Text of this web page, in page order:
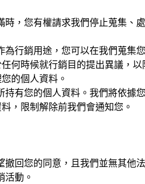
，您有權請求我們停止蒐集、
行銷用途，您可以在我們蒐集
何時候就行銷目的提出異議，
的個人資料。
有您的個人資料。我們將依據
，限制解除前我們會通知您。
回您的同意，且我們並無其他
活動。